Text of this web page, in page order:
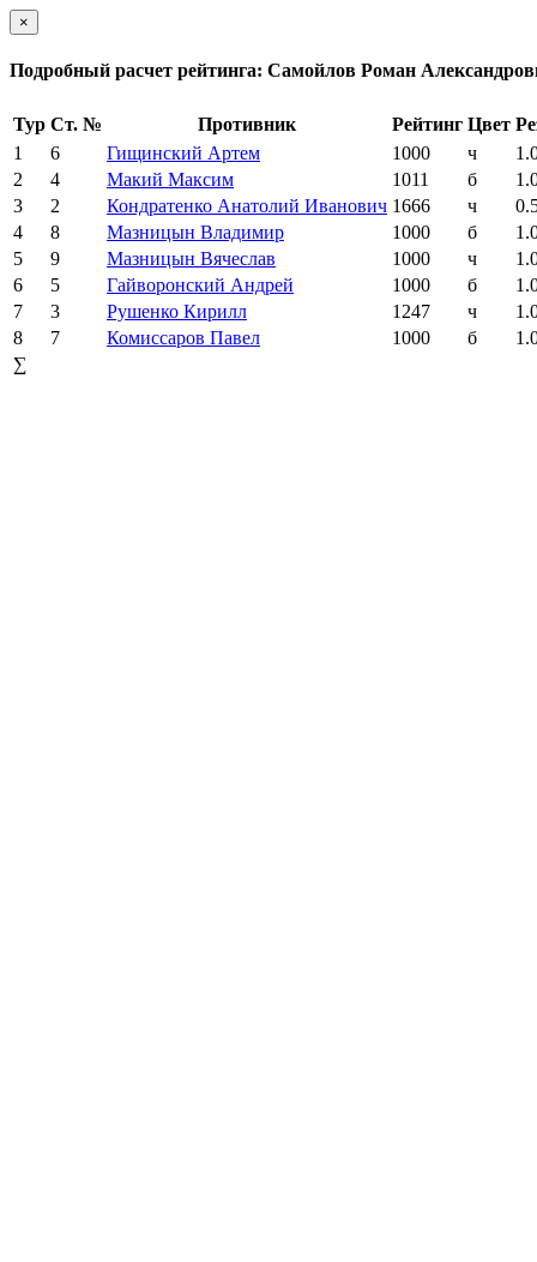
×
Подробный расчет рейтинга: Самойлов Роман
Тур Ст. № Противник Рейтинг Цвет
1
6 Гищинский Артем 1000 ч
2
4 Макий Максим 1011 б
3
2 Кондратенко Анатолий Иванович 1666 ч
4
8 Мазницын Владимир 1000 б
5
9 Мазницын Вячеслав 1000 ч
6
5 Гайворонский Андрей 1000 б
7
3 Рушенко Кирилл 1247 ч
8
7 Комиссаров Павел 1000 б
∑